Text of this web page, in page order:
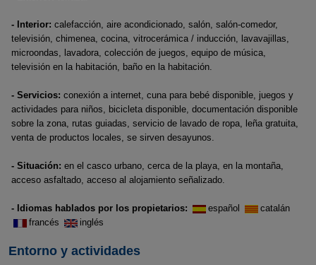
- Interior: calefacción, aire acondicionado, salón, salón-comedor,
televisión, chimenea, cocina, vitrocerámica / inducción, lavavajillas,
microondas, lavadora, colección de juegos, equipo de música,
televisión en la habitación, baño en la habitación.
- Servicios: conexión a internet, cuna para bebé disponible, juegos y
actividades para niños, bicicleta disponible, documentación disponible
sobre la zona, rutas guiadas, servicio de lavado de ropa, leña gratuita,
venta de productos locales, se sirven desayunos.
- Situación: en el casco urbano, cerca de la playa, en la montaña,
acceso asfaltado, acceso al alojamiento señalizado.
- Idiomas hablados por los propietarios: español
catalán
francés
inglés
Entorno y actividades